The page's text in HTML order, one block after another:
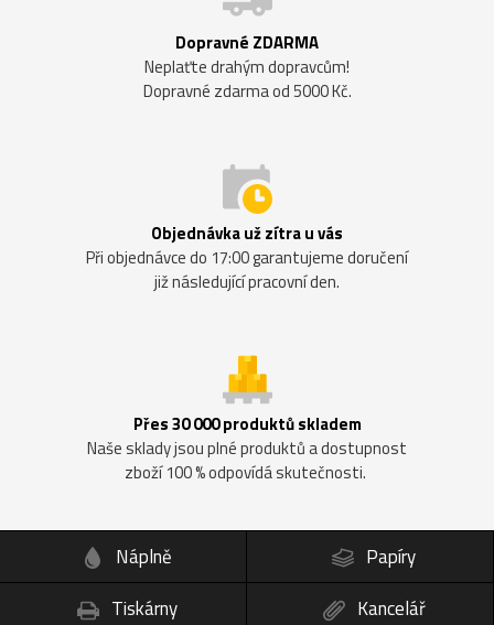
Dopravné ZDARMA
Neplaťte drahým dopravcům!
Dopravné zdarma od 5000 Kč.
Objednávka už zítra u vás
Při objednávce do 17:00 garantujeme doručení
již následující pracovní den.
Přes 30 000 produktů skladem
Naše sklady jsou plné produktů a dostupnost
zboží 100 % odpovídá skutečnosti.
Náplně
Papíry
Tiskárny
Kancelář